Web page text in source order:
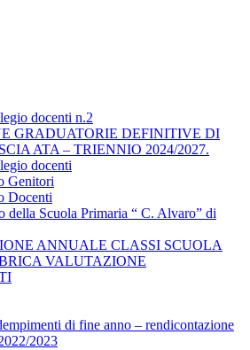
docenti n.2
GRADUATORIE DEFINITIVE DI
ATA – TRIENNIO 2024/2027.
docenti
Genitori
Docenti
della Scuola Primaria “ C. Alvaro” di
ANNUALE CLASSI SCUOLA
VALUTAZIONE
di fine anno – rendicontazione
2023